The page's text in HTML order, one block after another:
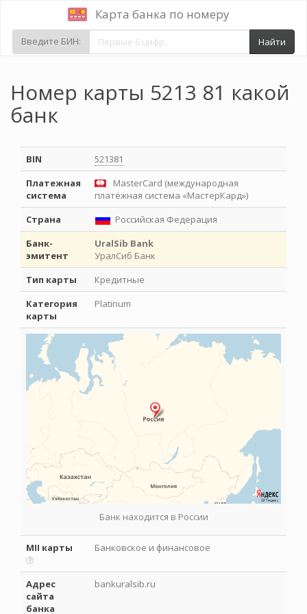
Карта банка по номеру
Введите БИН: Найти
Номер карты 5213 81 какой
банк
BIN
521381
Платежная
система
MasterCard (международная
платёжная система «МастерКард»)
Страна
Российская Федерация
Банк-
эмитент
UralSib Bank
УралСиб Банк
Тип карты
Кредитные
Категория
карты
Platinum
Банк находится в России
MII карты Банковское и финансовое
Адрес
сайта
банка
bankuralsib.ru